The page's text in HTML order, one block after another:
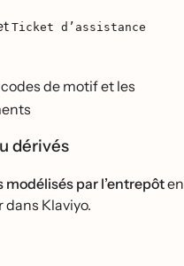
Ticket d’assistance
de motif et les
dérivés
par l’entrepôten
Klaviyo.